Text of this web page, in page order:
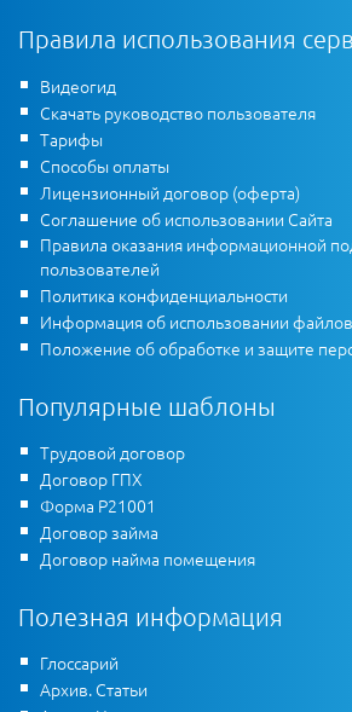
Правила использования
Видеогид
Скачать руководство пользователя
Тарифы
Способы оплаты
Лицензионный договор (оферта)
Соглашение об использовании Сайта
Правила оказания информационной
пользователей
Политика конфиденциальности
Информация об использовании
Положение об обработке и защите
Популярные шаблоны
Трудовой договор
Договор ГПХ
Форма Р21001
Договор займа
Договор найма помещения
Полезная информация
Глоссарий
Архив. Статьи